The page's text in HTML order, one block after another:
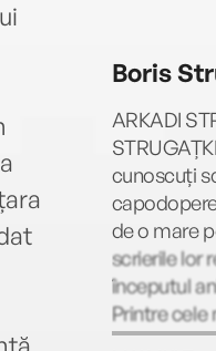
Melcul pe
doua
marginea
cele mai
amintim:
și 2009), de
zeu (2013),
Boris
ARKADI
cunoscuți
de o mare
scrierile lor
începutul
Printre cele
numără: E